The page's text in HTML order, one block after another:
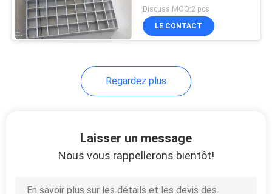
paniers soudés de
aux besoins du client
pour la protection
Discuss MOQ:2 pcs
LE CONTACT
Regardez plus
Laisser un message
Nous vous rappellerons bientôt!